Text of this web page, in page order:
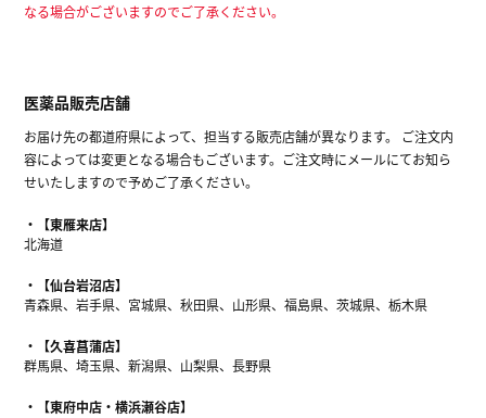
なる場合がございますのでご了承ください。
医薬品販売店舗
お届け先の都道府県によって、担当する販売店舗が異なります。 ご注文内
容によっては変更となる場合もございます。ご注文時にメールにてお知ら
せいたしますので予めご了承ください。
【東雁来店】
北海道
【仙台岩沼店】
青森県、岩手県、宮城県、秋田県、山形県、福島県、茨城県、栃木県
【久喜菖蒲店】
群馬県、埼玉県、新潟県、山梨県、長野県
【東府中店・横浜瀬谷店】